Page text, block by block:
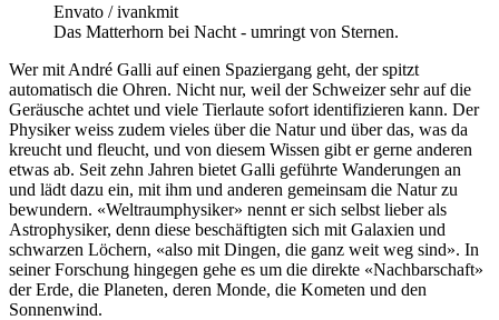
Envato / ivankmit
Das Matterhorn bei Nacht - umringt von Sternen.
Wer mit André Galli auf einen Spaziergang geht, der spitzt
automatisch die Ohren. Nicht nur, weil der Schweizer sehr auf die
Geräusche achtet und viele Tierlaute sofort identifizieren kann. Der
Physiker weiss zudem vieles über die Natur und über das, was da
kreucht und fleucht, und von diesem Wissen gibt er gerne anderen
etwas ab. Seit zehn Jahren bietet Galli geführte Wanderungen an
und lädt dazu ein, mit ihm und anderen gemeinsam die Natur zu
bewundern. «Weltraumphysiker» nennt er sich selbst lieber als
Astrophysiker, denn diese beschäftigten sich mit Galaxien und
schwarzen Löchern, «also mit Dingen, die ganz weit weg sind». In
seiner Forschung hingegen gehe es um die direkte «Nachbarschaft»
der Erde, die Planeten, deren Monde, die Kometen und den
Sonnenwind.